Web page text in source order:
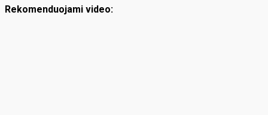
Rekomenduojami video: